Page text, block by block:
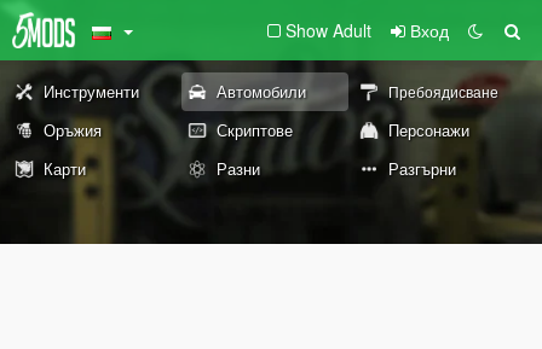
Show Adult Вход
Инструменти Автомобили Пребоядисване
Оръжия Скриптове
Персонажи
Карти
Разни Разгърни